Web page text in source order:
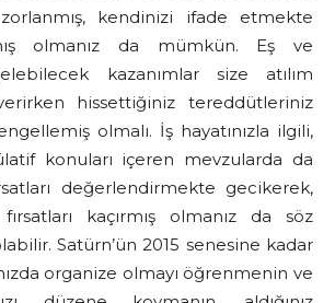
kendinizi ifade etmekte
olmanız da mümkün. Eş ve
kazanımlar size atılım
hissettiğiniz tereddütleriniz
olmalı. İş hayatınızla ilgili,
konuları içeren mevzularda da
değerlendirmekte gecikerek,
kaçırmış olmanız da söz
Satürn’ün 2015 senesine kadar
organize olmayı öğrenmenin ve